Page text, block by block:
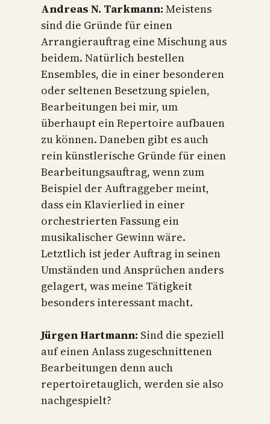
Andreas N. Tarkmann: Meistens
sind die Gründe für einen
Arrangierauftrag eine Mischung aus
beidem. Natürlich bestellen
Ensembles, die in einer besonderen
oder seltenen Besetzung spielen,
Bearbeitungen bei mir, um
überhaupt ein Repertoire aufbauen
zu können. Daneben gibt es auch
rein künstlerische Gründe für einen
Bearbeitungsauftrag, wenn zum
Beispiel der Auftraggeber meint,
dass ein Klavierlied in einer
orchestrierten Fassung ein
musikalischer Gewinn wäre.
Letztlich ist jeder Auftrag in seinen
Umständen und Ansprüchen anders
gelagert, was meine Tätigkeit
besonders interessant macht.
Jürgen Hartmann: Sind die speziell
auf einen Anlass zugeschnittenen
Bearbeitungen denn auch
repertoiretauglich, werden sie also
nachgespielt?